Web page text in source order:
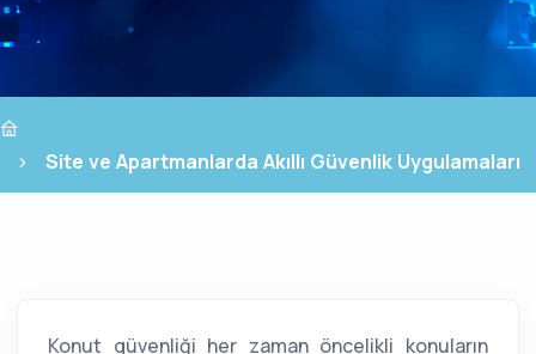
Site ve Apartmanlarda Akıllı Güvenlik Uygulamaları
Konut güvenliği her zaman öncelikli konuların